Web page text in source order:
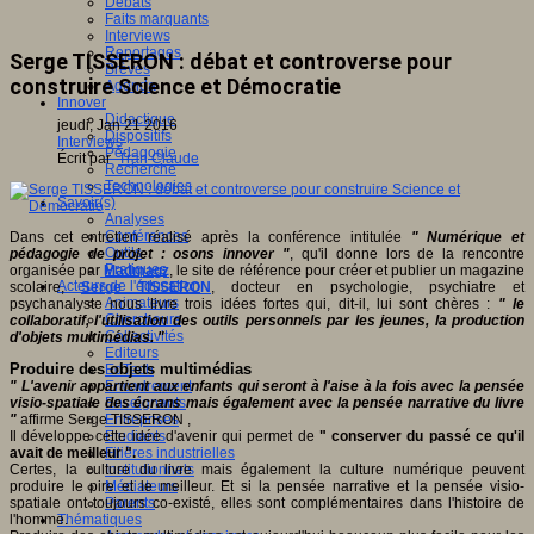
Faits marquants
Interviews
Reportages
Brèves
Agenda
Innover
Didactique
Dispositifs
Pédagogie
Recherche
Technologies
Savoir(s)
Analyses
Conférences
Outils
Pratiques
Acteurs de l'éducation
Animateurs
Chercheurs
Collectivités
Editeurs
EdTech
Encadrement
Enseignants
Entreprises
Etudiants
Filières industrielles
Institutionnels
Médiateurs
Parents
Thématiques
Serge TISSERON : débat et controverse pour
construire Science et Démocratie
jeudi, Jan 21 2016
Interviews
Écrit parTran Claude
Dans cet entretien réalisé après la conférence intitulée " Numérique et
pédagogie de projet : osons innover ", qu'il donne lors de la rencontre
organisée par Madmagz, le site de référence pour créer et publier un magazine
scolaire,Serge TISSERON, docteur en psychologie, psychiatre et
psychanalyste nous livre trois idées fortes qui, dit-il, lui sont chères : " le
collaboratif, l'utilisation des outils personnels par les jeunes, la production
d'objets multimédias. "
Produire des objets multimédias
" L'avenir appartient aux enfants qui seront à l'aise à la fois avec la pensée
visio-spatiale des écrans mais également avec la pensée narrative du livre
" affirme Serge TISSERON ,
Il développe cette idée d'avenir qui permet de " conserver du passé ce qu'il
avait de meilleur ".
Certes, la culture du livre mais également la culture numérique peuvent
produire le pire et le meilleur. Et si la pensée narrative et la pensée visio-
spatiale ont toujours co-existé, elles sont complémentaires dans l'histoire de
l'homme.